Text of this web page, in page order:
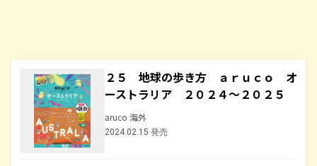
２５ 地球の歩き方 ａｒｕｃｏ オ
ーストラリア ２０２４～２０２５
aruco 海外
2024.02.15 発売